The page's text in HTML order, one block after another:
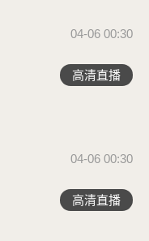
04-06 00:30
高清直播
04-06 00:30
高清直播